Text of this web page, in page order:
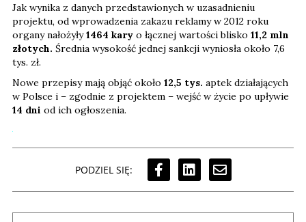
Jak wynika z danych przedstawionych w uzasadnieniu
projektu, od wprowadzenia zakazu reklamy w 2012 roku
organy nałożyły1464 kary o łącznej wartości blisko 11,2 mln
złotych. Średnia wysokość jednej sankcji wyniosła około 7,6
tys. zł.
Nowe przepisy mają objąć około 12,5 tys. aptek działających
w Polsce i – zgodnie z projektem – wejść w życie po upływie
14 dni od ich ogłoszenia.
PODZIEL SIĘ: